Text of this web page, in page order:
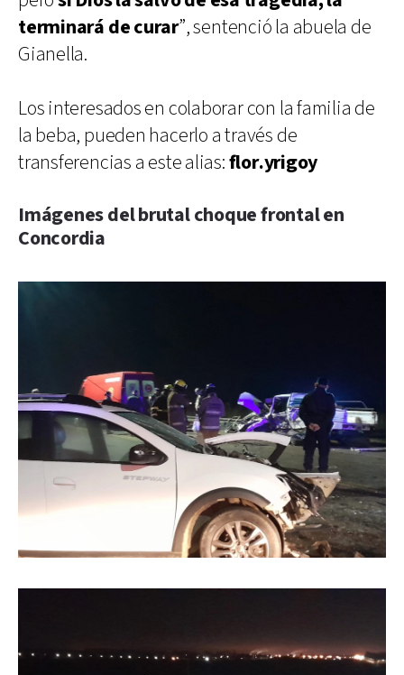
terminará de curar”, sentenció la abuela de
Gianella.
Los interesados en colaborar con la familia de
la beba, pueden hacerlo a través de
transferencias a este alias:flor.yrigoy
Imágenes del brutal choque frontal en
Concordia